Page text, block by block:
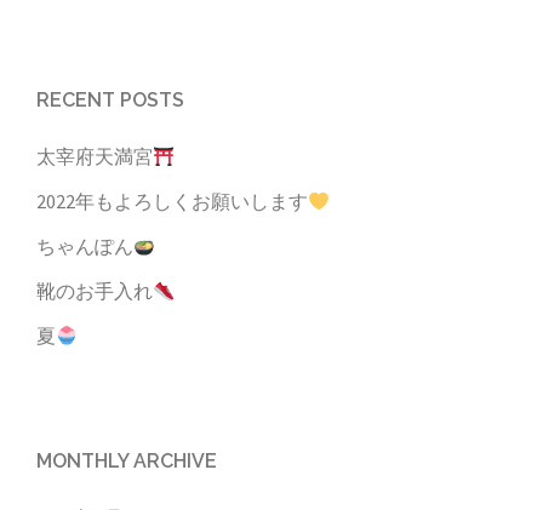
RECENT POSTS
太宰府天満宮
2022年もよろしくお願いします
ちゃんぽん
靴のお手入れ
夏
MONTHLY ARCHIVE